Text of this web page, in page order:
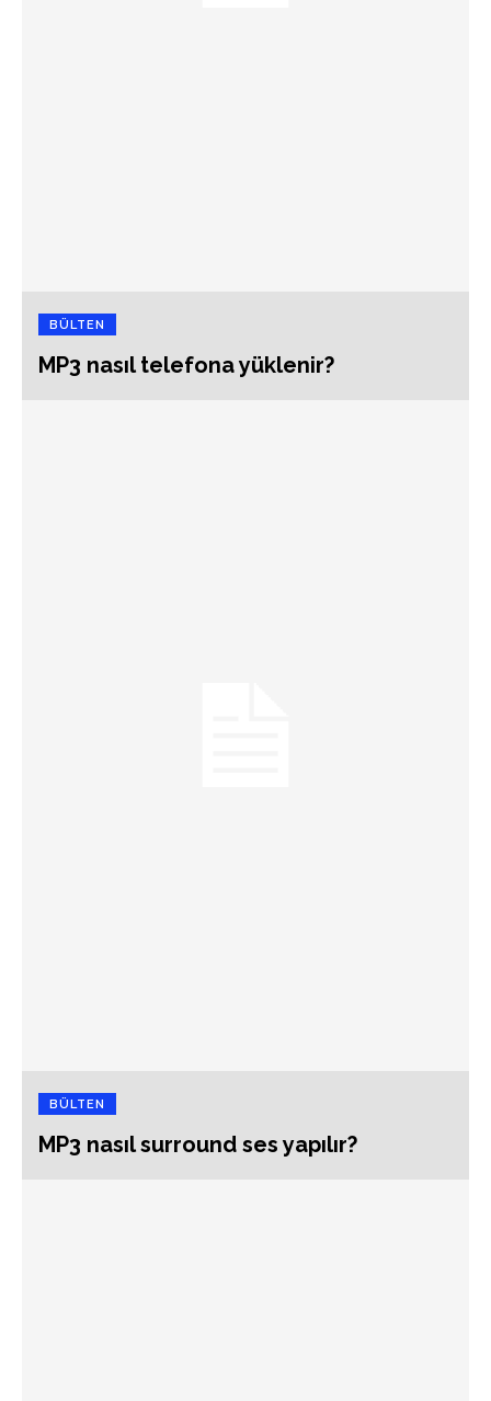
BÜLTEN
MP3 nasıl telefona yüklenir?
BÜLTEN
MP3 nasıl surround ses yapılır?